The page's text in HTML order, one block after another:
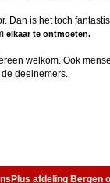
Dan is het toch
elkaar te ontmoeten.
welkom. Ook
deelnemers.
afdeling Bergen